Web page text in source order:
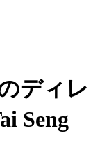
ディレ
Seng